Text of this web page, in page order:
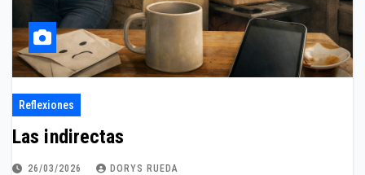
Reflexiones
Las indirectas
26/03/2026 DORYS RUEDA